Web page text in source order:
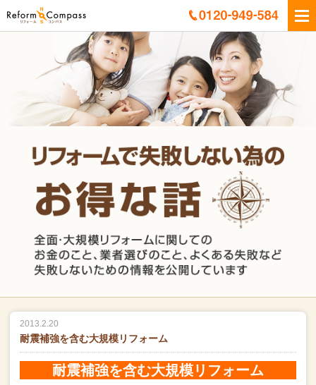
2013.2.20
耐震補強を含む大規模リフォーム
耐震補強を含む大規模リフォーム